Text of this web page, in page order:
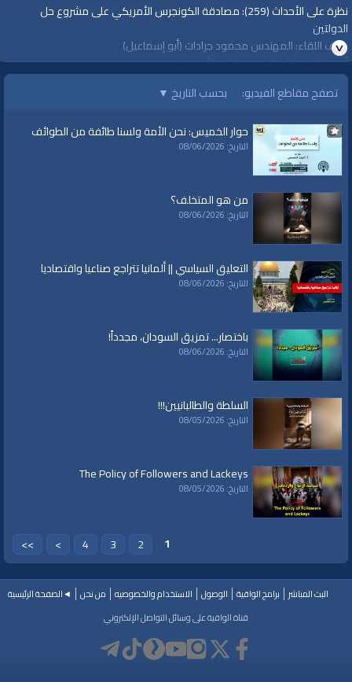
نظرة على الأحداث (259): مصادقة الكونجرس الأمريكي على مشروع حل
الدولتين
ضيف اللقاء: المهندس محمود جرادات (أبو إسماعيل)
أجرى اللقاء: الأستاذ هيثم الناصر (أبو عمر)
2019/12/11م
@قناة الواقية
www.alwaqiyah.tv | facebook.com/alwaqiyahtv | @twitter
الفئات:
نظرة على الأحداث
قنوات:
برامج الواقية
العلامات:قناة|الواقية،|انحياز|إلى|مبدأ
المقدس،|حزب|التحرير،
اليهود|القدس|نتنياهو
تصفح مقاطع الفيديو: بحسب التاريخ ▼
حوار الخميس: نحن الأمة ولسنا طائفة من الطوائف
التاريخ: 08/06/2026
من هو المتخلف؟
التاريخ: 08/06/2026
التعليق السياسي || ألمانيا تتراجع صناعيا واقتصاديا
التاريخ: 08/06/2026
باختصار... تمزيق السودان، مجدداً!
التاريخ: 08/06/2026
السلطة والطالبانيين!!!
التاريخ: 08/05/2026
The Policy of Followers and Lackeys
التاريخ: 08/05/2026
1
2
3
4
>
>>
البث المباشر برامج الواقية الوصول الاستخدام والخصوصيه من نحن
◄الصفحة الرئيسية
قناة الواقية على وسائل التواصل الإلكتروني